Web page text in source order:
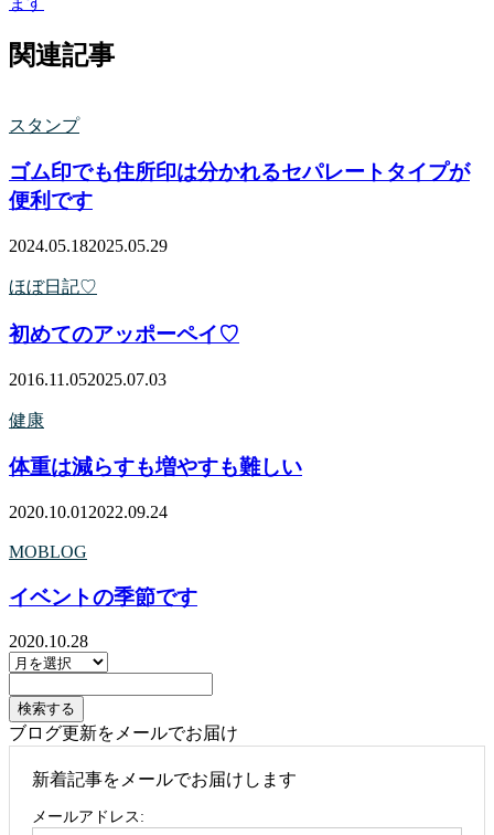
関連記事
スタンプ
ゴム印でも住所印は分かれるセパレートタイプが
便利です
2024.05.182025.05.29
ほぼ日記♡
初めてのアッポーペイ♡
2016.11.052025.07.03
健康
体重は減らすも増やすも難しい
2020.10.01 2022.09.24
MOBLOG
イベントの季節です
2020.10.28
ブログ更新をメールでお届け
新着記事をメールでお届けします
メールアドレス: